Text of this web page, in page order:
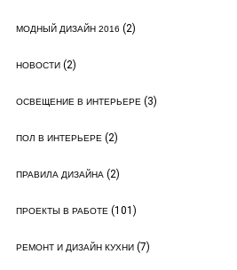
МОДНЫЙ ДИЗАЙН 2016 (2)
НОВОСТИ(2)
ОСВЕЩЕНИЕ В ИНТЕРЬЕРЕ(3)
ПОЛ В ИНТЕРЬЕРЕ(2)
ПРАВИЛА ДИЗАЙНА(2)
ПРОЕКТЫ В РАБОТЕ(101)
РЕМОНТ И ДИЗАЙН КУХНИ(7)